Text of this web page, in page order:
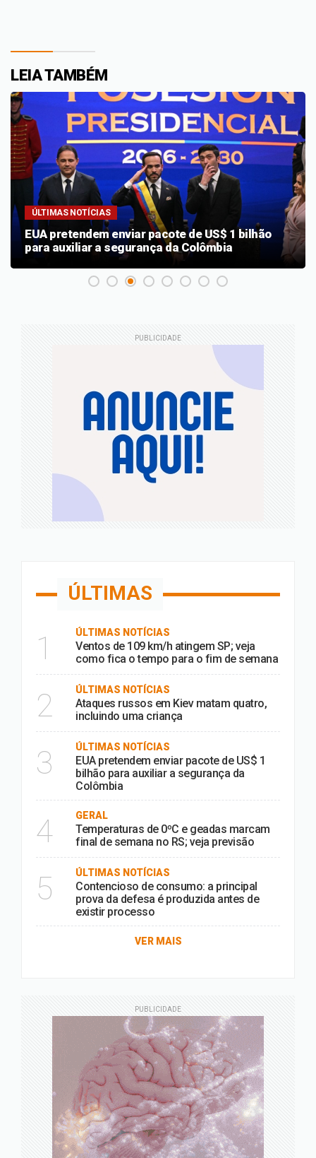
LEIA TAMBÉM
ÚLTIMAS NOTÍCIAS
EUA pretendem enviar pacote de US$ 1 bilhão
para auxiliar a segurança da Colômbia
PUBLICIDADE
ÚLTIMAS
1 ÚLTIMAS NOTÍCIAS
Ventos de 109 km/h atingem SP; veja
como fica o tempo para o fim de semana
2 ÚLTIMAS NOTÍCIAS
Ataques russos em Kiev matam quatro,
incluindo uma criança
3 ÚLTIMAS NOTÍCIAS
EUA pretendem enviar pacote de US$ 1
bilhão para auxiliar a segurança da
Colômbia
4 GERAL
Temperaturas de 0ºC e geadas marcam
final de semana no RS; veja previsão
5 ÚLTIMAS NOTÍCIAS
Contencioso de consumo: a principal
prova da defesa é produzida antes de
existir processo
VER MAIS
PUBLICIDADE